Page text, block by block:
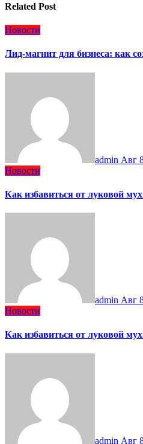
Related Post
Новости
Лид-магнит для бизнеса: как
admin Авг
Новости
Как избавиться от луковой
admin Авг
Новости
Как избавиться от луковой
admin Авг